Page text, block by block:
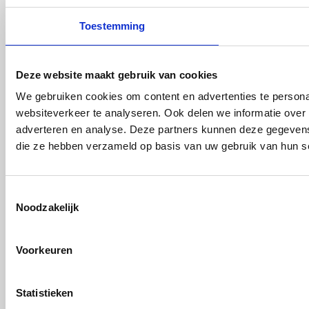
Toestemming
Deze website maakt gebruik van cookies
We gebruiken cookies om content en advertenties te
websiteverkeer te analyseren. Ook delen we informatie
adverteren en analyse. Deze partners kunnen deze
die ze hebben verzameld op basis van uw gebruik van hun
Noodzakelijk
Voorkeuren
Statistieken